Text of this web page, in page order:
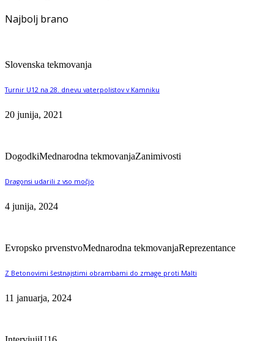
Najbolj brano
Slovenska tekmovanja
Turnir U12 na 28. dnevu vaterpolistov v Kamniku
20 junija, 2021
DogodkiMednarodna tekmovanjaZanimivosti
Dragonsi udarili z vso močjo
4 junija, 2024
Evropsko prvenstvoMednarodna tekmovanjaReprezentance
Z Betonovimi šestnajstimi obrambami do zmage proti Malti
11 januarja, 2024